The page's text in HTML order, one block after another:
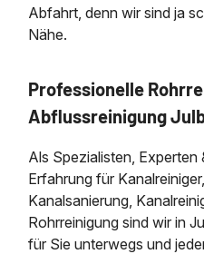
Abfahrt, denn wir sind ja
Nähe.
Professionelle
Abflussreinigung
Als Spezialisten, Experten
Erfahrung für Kanalreiniger,
Kanalsanierung,
Rohrreinigung sind wir in
für Sie unterwegs und